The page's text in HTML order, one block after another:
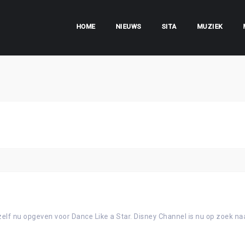
HOME NIEUWS SITA MUZIEK
nu opgeven voor Dance Like a Star. Disney Channel is nu op zoek